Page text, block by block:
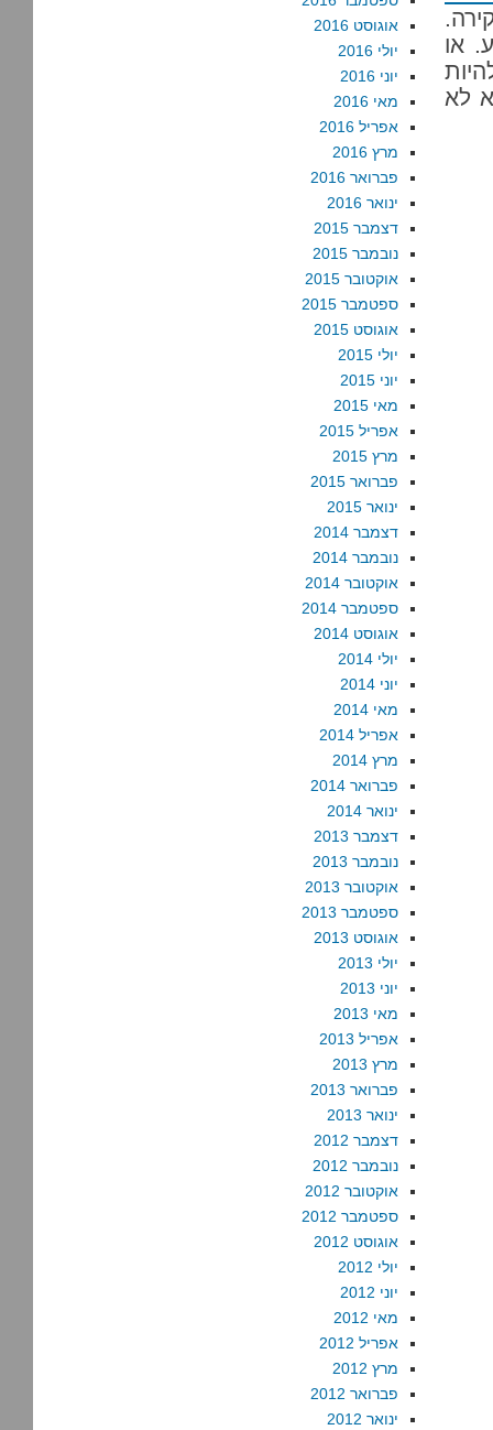
או
לא
אוגוסט 2016
יולי 2016
יוני 2016
מאי 2016
אפריל 2016
מרץ 2016
פברואר 2016
ינואר 2016
דצמבר 2015
נובמבר 2015
אוקטובר 2015
ספטמבר 2015
אוגוסט 2015
יולי 2015
יוני 2015
מאי 2015
אפריל 2015
מרץ 2015
פברואר 2015
ינואר 2015
דצמבר 2014
נובמבר 2014
אוקטובר 2014
ספטמבר 2014
אוגוסט 2014
יולי 2014
יוני 2014
מאי 2014
אפריל 2014
מרץ 2014
פברואר 2014
ינואר 2014
דצמבר 2013
נובמבר 2013
אוקטובר 2013
ספטמבר 2013
אוגוסט 2013
יולי 2013
יוני 2013
מאי 2013
אפריל 2013
מרץ 2013
פברואר 2013
ינואר 2013
דצמבר 2012
נובמבר 2012
אוקטובר 2012
ספטמבר 2012
אוגוסט 2012
יולי 2012
יוני 2012
מאי 2012
אפריל 2012
מרץ 2012
פברואר 2012
ינואר 2012